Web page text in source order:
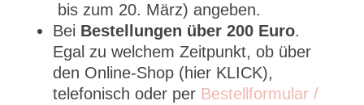
bis zum 20. März) angeben.
Bei Bestellungen über 200 Euro.
Egal zu welchem Zeitpunkt, ob über
den Online-Shop (hier KLICK),
telefonisch oder per Bestellformular /